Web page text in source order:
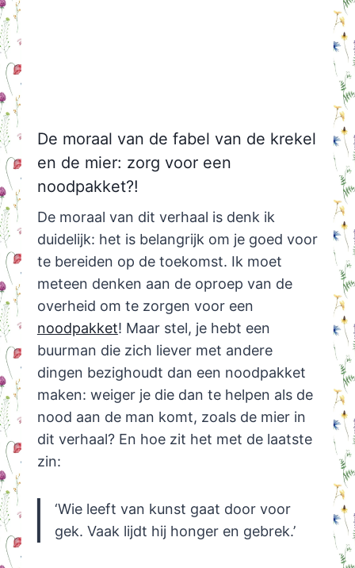
De moraal van de fabel van de krekel
en de mier: zorg voor een
noodpakket?!
De moraal van dit verhaal is denk ik
duidelijk: het is belangrijk om je goed voor
te bereiden op de toekomst. Ik moet
meteen denken aan de oproep van de
overheid om te zorgen voor een
noodpakket! Maar stel, je hebt een
buurman die zich liever met andere
dingen bezighoudt dan een noodpakket
maken: weiger je die dan te helpen als de
nood aan de man komt, zoals de mier in
dit verhaal? En hoe zit het met de laatste
zin:
‘Wie leeft van kunst gaat door voor
gek. Vaak lijdt hij honger en gebrek.’